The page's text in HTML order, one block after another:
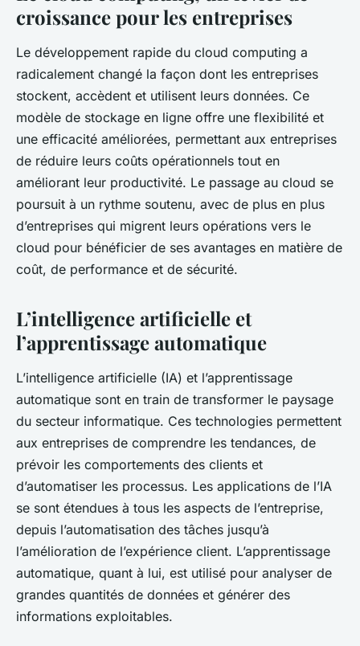
croissance pour les entreprises
Le développement rapide du cloud computing a
radicalement changé la façon dont les entreprises
stockent, accèdent et utilisent leurs données. Ce
modèle de stockage en ligne offre une flexibilité et
une efficacité améliorées, permettant aux entreprises
de réduire leurs coûts opérationnels tout en
améliorant leur productivité. Le passage au cloud se
poursuit à un rythme soutenu, avec de plus en plus
d’entreprises qui migrent leurs opérations vers le
cloud pour bénéficier de ses avantages en matière de
coût, de performance et de sécurité.
L’intelligence artificielle et
l’apprentissage automatique
L’intelligence artificielle (IA) et l’apprentissage
automatique sont en train de transformer le paysage
du secteur informatique. Ces technologies permettent
aux entreprises de comprendre les tendances, de
prévoir les comportements des clients et
d’automatiser les processus. Les applications de l’IA
se sont étendues à tous les aspects de l’entreprise,
depuis l’automatisation des tâches jusqu’à
l’amélioration de l’expérience client. L’apprentissage
automatique, quant à lui, est utilisé pour analyser de
grandes quantités de données et générer des
informations exploitables.